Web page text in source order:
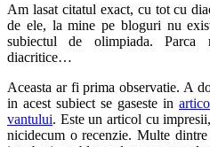
Am lasat citatul exact, cu tot cu
de ele, la mine pe bloguri nu
subiectul de olimpiada. Parca
diacritice…
Aceasta ar fi prima observatie. A
in acest subiect se gaseste in
vantului. Este un articol cu
nicidecum o recenzie. Multe